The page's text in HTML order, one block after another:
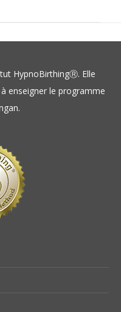
HypnoBirthingⓇ. Elle
enseigner le programme